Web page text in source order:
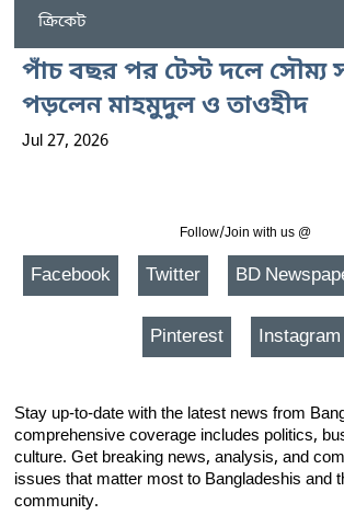
ক্রিকেট
পাঁচ বছর পর টেস্ট দলে সৌম্য
পড়লেন মাহমুদুল ও তাওহীদ
Jul 27, 2026
Follow/Join with us @
Facebook Twitter BD
Pinterest Instagram
Stay up-to-date with the latest news from
comprehensive coverage includes politics,
culture. Get breaking news, analysis, and
issues that matter most to Bangladeshis and
community.